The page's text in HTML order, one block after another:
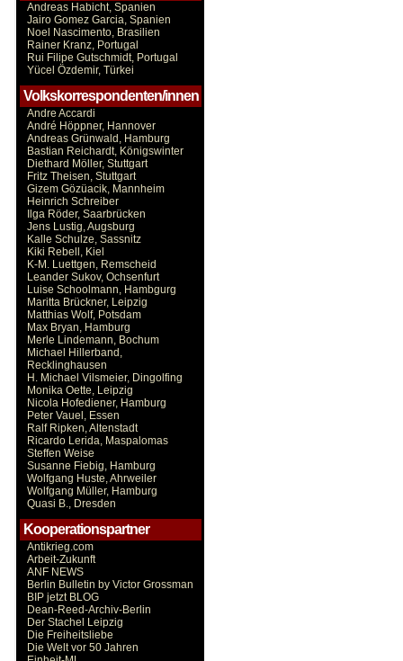
Andreas Habicht, Spanien
Jairo Gomez Garcia, Spanien
Noel Nascimento, Brasilien
Rainer Kranz, Portugal
Rui Filipe Gutschmidt, Portugal
Yücel Özdemir, Türkei
Volkskorrespondenten/innen
Andre Accardi
André Höppner, Hannover
Andreas Grünwald, Hamburg
Bastian Reichardt, Königswinter
Diethard Möller, Stuttgart
Fritz Theisen, Stuttgart
Gizem Gözüacik, Mannheim
Heinrich Schreiber
Ilga Röder, Saarbrücken
Jens Lustig, Augsburg
Kalle Schulze, Sassnitz
Kiki Rebell, Kiel
K-M. Luettgen, Remscheid
Leander Sukov, Ochsenfurt
Luise Schoolmann, Hambgurg
Maritta Brückner, Leipzig
Matthias Wolf, Potsdam
Max Bryan, Hamburg
Merle Lindemann, Bochum
Michael Hillerband,
Recklinghausen
H. Michael Vilsmeier, Dingolfing
Monika Oette, Leipzig
Nicola Hofediener, Hamburg
Peter Vauel, Essen
Ralf Ripken, Altenstadt
Ricardo Lerida, Maspalomas
Steffen Weise
Susanne Fiebig, Hamburg
Wolfgang Huste, Ahrweiler
Wolfgang Müller, Hamburg
Quasi B., Dresden
Kooperationspartner
Antikrieg.com
Arbeit-Zukunft
ANF NEWS
Berlin Bulletin by Victor Grossman
BIP jetzt BLOG
Dean-Reed-Archiv-Berlin
Der Stachel Leipzig
Die Freiheitsliebe
Die Welt vor 50 Jahren